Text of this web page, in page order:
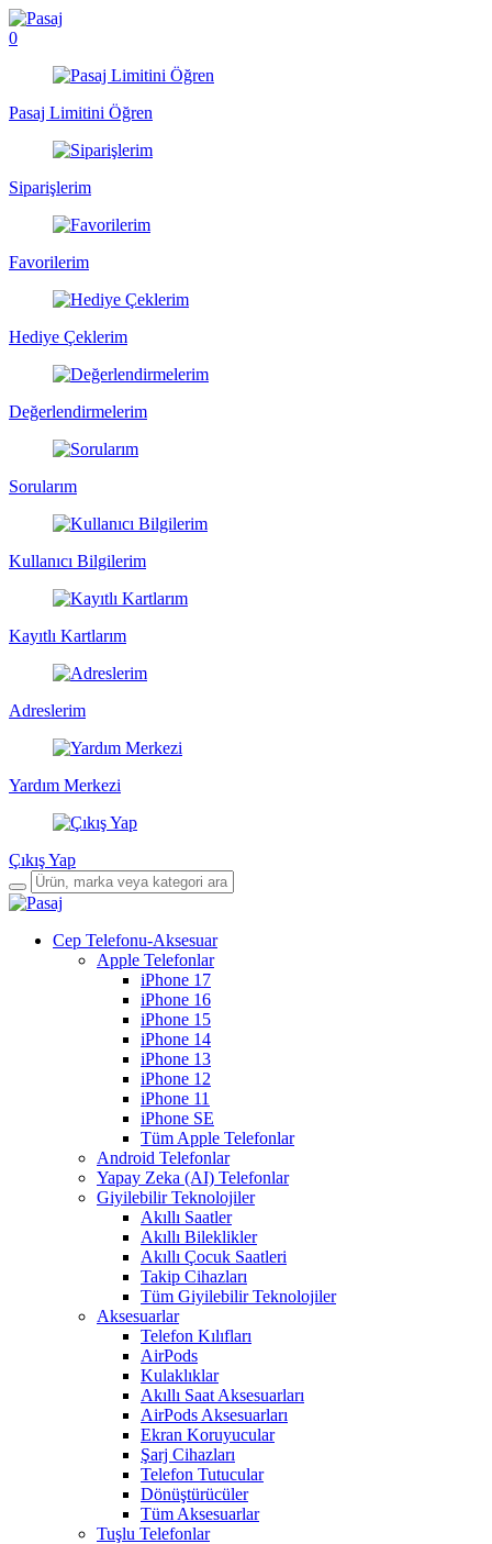
0
Pasaj Limitini Öğren
Siparişlerim
Favorilerim
Hediye Çeklerim
Değerlendirmelerim
Sorularım
Kullanıcı Bilgilerim
Kayıtlı Kartlarım
Adreslerim
Yardım Merkezi
Çıkış Yap
Cep Telefonu-Aksesuar
Apple Telefonlar
iPhone 17
iPhone 16
iPhone 15
iPhone 14
iPhone 13
iPhone 12
iPhone 11
iPhone SE
Tüm Apple Telefonlar
Android Telefonlar
Yapay Zeka (AI) Telefonlar
Giyilebilir Teknolojiler
Akıllı Saatler
Akıllı Bileklikler
Akıllı Çocuk Saatleri
Takip Cihazları
Tüm Giyilebilir Teknolojiler
Aksesuarlar
Telefon Kılıfları
AirPods
Kulaklıklar
Akıllı Saat Aksesuarları
AirPods Aksesuarları
Ekran Koruyucular
Şarj Cihazları
Telefon Tutucular
Dönüştürücüler
Tüm Aksesuarlar
Tuşlu Telefonlar